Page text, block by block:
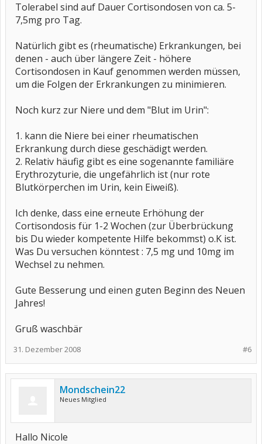
Tolerabel sind auf Dauer Cortisondosen von ca. 5-
7,5mg pro Tag.
Natürlich gibt es (rheumatische) Erkrankungen, bei
denen - auch über längere Zeit - höhere
Cortisondosen in Kauf genommen werden müssen,
um die Folgen der Erkrankungen zu minimieren.
Noch kurz zur Niere und dem "Blut im Urin":
1. kann die Niere bei einer rheumatischen
Erkrankung durch diese geschädigt werden.
2. Relativ häufig gibt es eine sogenannte familiäre
Erythrozyturie, die ungefährlich ist (nur rote
Blutkörperchen im Urin, kein Eiweiß).
Ich denke, dass eine erneute Erhöhung der
Cortisondosis für 1-2 Wochen (zur Überbrückung
bis Du wieder kompetente Hilfe bekommst) o.K ist.
Was Du versuchen könntest : 7,5 mg und 10mg im
Wechsel zu nehmen.
Gute Besserung und einen guten Beginn des Neuen
Jahres!
Gruß waschbär
#6
31. Dezember 2008
Mondschein22
Neues Mitglied
Hallo Nicole